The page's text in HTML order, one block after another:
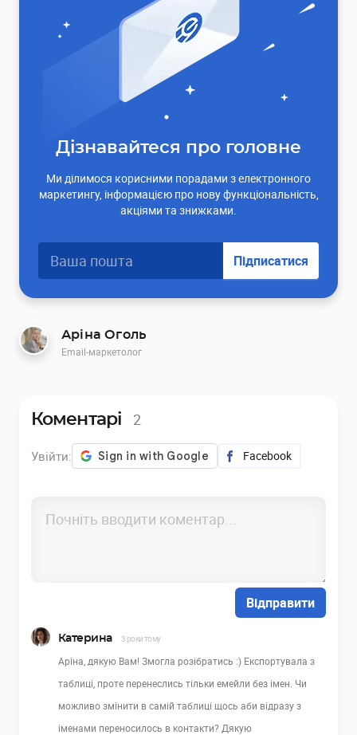
Дізнавайтеся про головне
Ми ділимося корисними порадами з електронного
маркетингу, інформацією про нову функціональність,
акціями та знижками.
Підписатися
Аріна Оголь
Email-маркетолог
Коментарі 2
Увійти: Facebook
Відправити
Катерина 3 роки тому
Аріна, дякую Вам! Змогла розібратись :) Експортувала з
таблиці, проте перенеслись тільки емейли без імен. Чи
можливо змінити в самій таблиці щось аби відразу з
іменами переносилось в контакти? Дякую